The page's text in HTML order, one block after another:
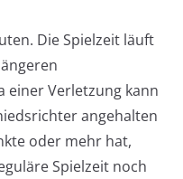
Die Spielzeit läuft
einer Verletzung kann
angehalten
oder mehr hat,
Spielzeit noch